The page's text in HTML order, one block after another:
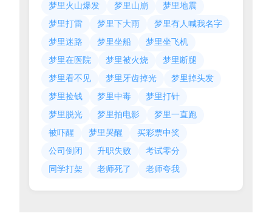
梦里火山爆发 梦里山崩
梦里地震
梦里打雷
梦里下大雨
梦里有人喊我名字
梦里迷路
梦里坐船
梦里坐飞机
梦里在医院
梦里被火烧
梦里断腿
梦里看不见
梦里牙齿掉光
梦里掉头发
梦里捡钱
梦里中毒
梦里打针
梦里脱光
梦里拍电影
梦里一直跑
被吓醒
梦里哭醒
买彩票中奖
公司倒闭
升职失败
考试零分
同学打架
老师死了 老师夸我